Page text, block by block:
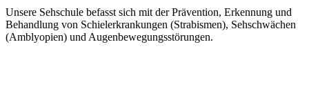
Unsere Sehschule befasst sich mit der Prävention, Erkennung und
Behandlung von Schielerkrankungen (Strabismen), Sehschwächen
(Amblyopien) und Augenbewegungsstörungen.